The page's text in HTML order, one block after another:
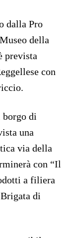
dalla Pro
della
prevista
con
di
una
via della
con “Il
a filiera
di